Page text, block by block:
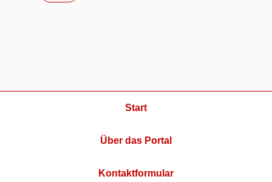
Start
Über das Portal
Kontaktformular